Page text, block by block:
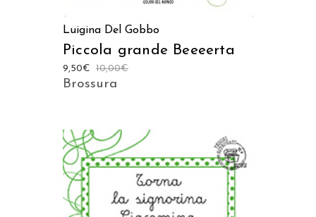
Luigina Del Gobbo
Piccola grande Beeeerta
10,00€
9,50€
Brossura